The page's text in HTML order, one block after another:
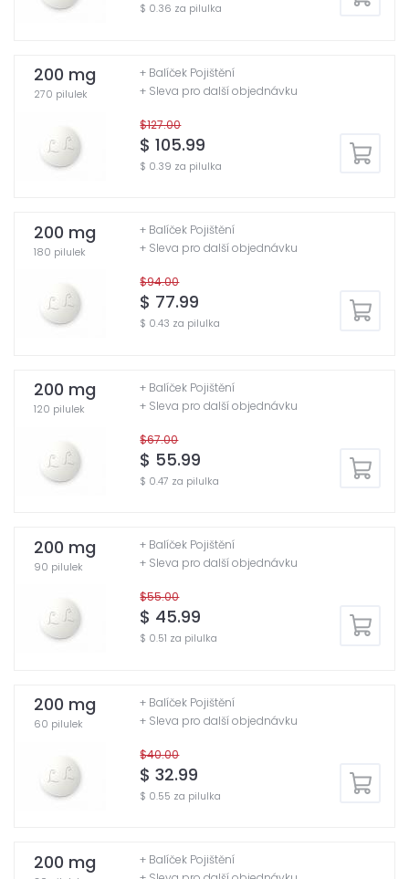
$ 0.36 za pilulka
200 mg
270 pilulek
$127.00
$ 105.99
$ 0.39 za pilulka
+ Balíček Pojištění
+ Sleva pro další objednávku
200 mg
180 pilulek
$94.00
$ 77.99
$ 0.43 za pilulka
+ Balíček Pojištění
+ Sleva pro další objednávku
200 mg
120 pilulek
$67.00
$ 55.99
$ 0.47 za pilulka
+ Balíček Pojištění
+ Sleva pro další objednávku
200 mg
90 pilulek
$55.00
$ 45.99
$ 0.51 za pilulka
+ Balíček Pojištění
+ Sleva pro další objednávku
200 mg
60 pilulek
$40.00
$ 32.99
$ 0.55 za pilulka
+ Balíček Pojištění
+ Sleva pro další objednávku
200 mg
+ Balíček Pojištění